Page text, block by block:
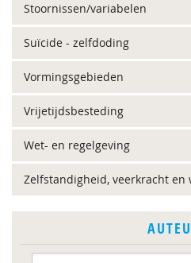
Stoornissen/variabelen
Suïcide - zelfdoding
Vormingsgebieden
Vrijetijdsbesteding
Wet- en regelgeving
Zelfstandigheid, veerkracht en